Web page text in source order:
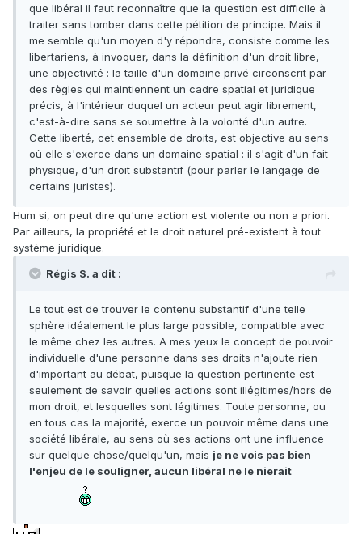
que libéral il faut reconnaître que la question est difficile à
traiter sans tomber dans cette pétition de principe. Mais il
me semble qu'un moyen d'y répondre, consiste comme les
libertariens, à invoquer, dans la définition d'un droit libre,
une objectivité : la taille d'un domaine privé circonscrit par
des règles qui maintiennent un cadre spatial et juridique
précis, à l'intérieur duquel un acteur peut agir librement,
c'est-à-dire sans se soumettre à la volonté d'un autre.
Cette liberté, cet ensemble de droits, est objective au sens
où elle s'exerce dans un domaine spatial : il s'agit d'un fait
physique, d'un droit substantif (pour parler le langage de
certains juristes).
Hum si, on peut dire qu'une action est violente ou non a priori.
Par ailleurs, la propriété et le droit naturel pré-existent à tout
système juridique.
Régis S. a dit :
Le tout est de trouver le contenu substantif d'une telle
sphère idéalement le plus large possible, compatible avec
le même chez les autres. A mes yeux le concept de pouvoir
individuelle d'une personne dans ses droits n'ajoute rien
d'important au débat, puisque la question pertinente est
seulement de savoir quelles actions sont illégitimes/hors de
mon droit, et lesquelles sont légitimes. Toute personne, ou
en tous cas la majorité, exerce un pouvoir même dans une
société libérale, au sens où ses actions ont une influence
sur quelque chose/quelqu'un, mais je ne vois pas bien
l'enjeu de le souligner, aucun libéral ne le nierait